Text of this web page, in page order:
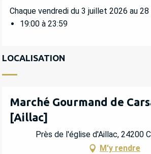
Chaque vendredi du 3 juillet 2026 au
19:00 à 23:59
LOCALISATION
Marché Gourmand de
[Aillac]
Près de l'église d'Aillac, 24200
M'y rendre